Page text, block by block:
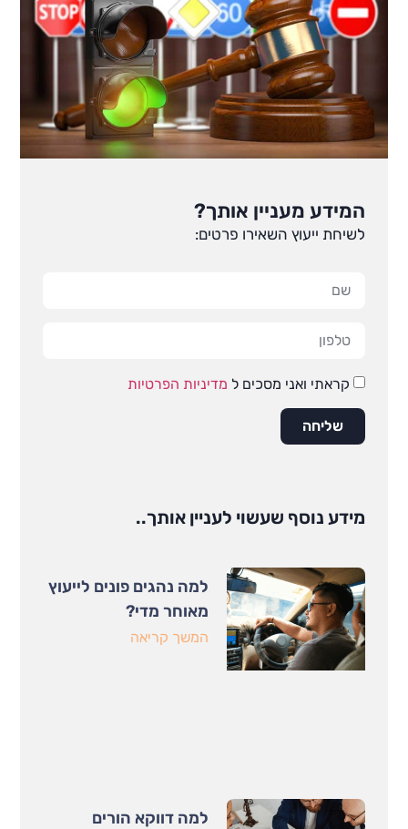
המידע מעניין אותך?
לשיחת ייעוץ השאירו פרטים:
קראתי ואני מסכים ל מדיניות הפרטיות
שליחה
מידע נוסף שעשוי לעניין אותך..
למה נהגים פונים לייעוץ
מאוחר מדי?
המשך קריאה
למה דווקא הורים